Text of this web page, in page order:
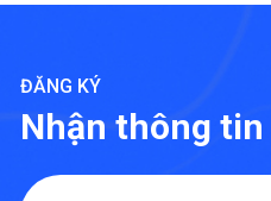
ĐĂNG KÝ
Nhận thông